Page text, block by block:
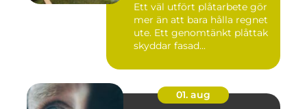
Ett väl utfört plåtarbete gör
mer än att bara hålla regnet
ute. Ett genomtänkt plåttak
skyddar fasad...
01. aug